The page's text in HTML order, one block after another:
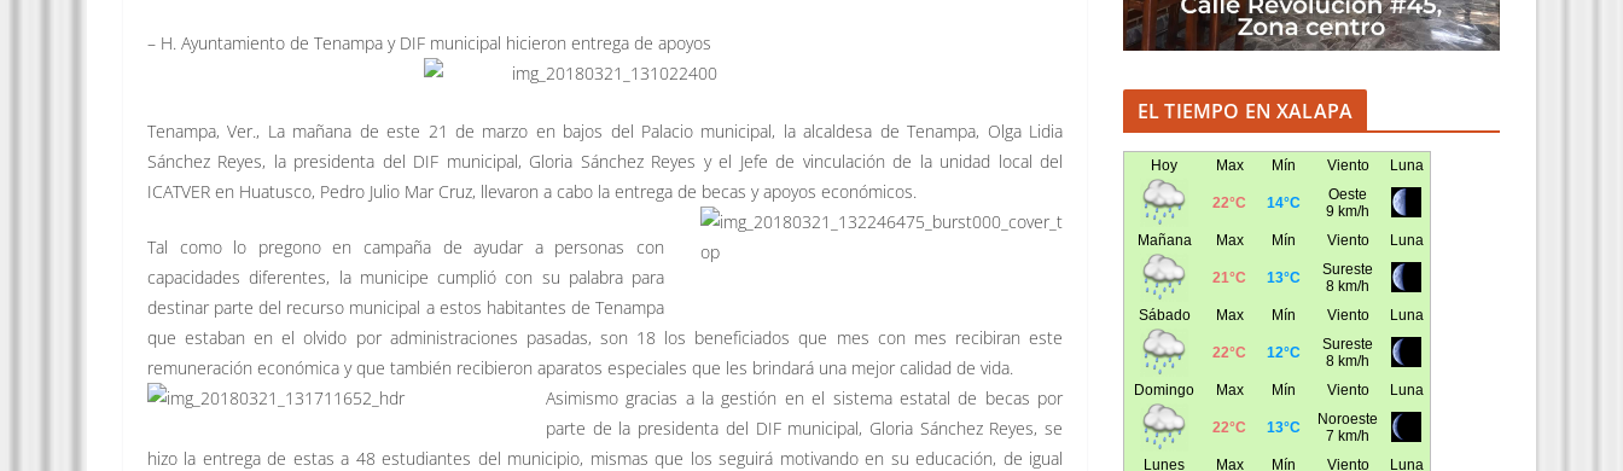
– H. Ayuntamiento de Tenampa y DIF municipal hicieron entrega de apoyos
Tenampa, Ver., La mañana de este 21 de marzo en bajos del Palacio municipal, la alcaldesa de Tenampa, Olga Lidia
Sánchez Reyes, la presidenta del DIF municipal, Gloria Sánchez Reyes y el Jefe de vinculación de la unidad local del
ICATVER en Huatusco, Pedro Julio Mar Cruz, llevaron a cabo la entrega de becas y apoyos económicos.
Tal como lo pregono en campaña de ayudar a personas con
capacidades diferentes, la municipe cumplió con su palabra para
destinar parte del recurso municipal a estos habitantes de Tenampa
que estaban en el olvido por administraciones pasadas, son 18 los beneficiados que mes con mes recibiran este
remuneración económica y que también recibieron aparatos especiales que les brindará una mejor calidad de vida.
Asimismo gracias a la gestión en el sistema estatal de becas por
parte de la presidenta del DIF municipal, Gloria Sánchez Reyes, se
hizo la entrega de estas a 48 estudiantes del municipio, mismas que los seguirá motivando en su educación, de igual
EL TIEMPO EN XALAPA